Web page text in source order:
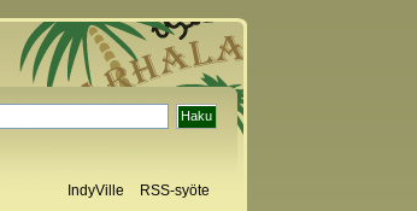
IndyVille RSS-syöte